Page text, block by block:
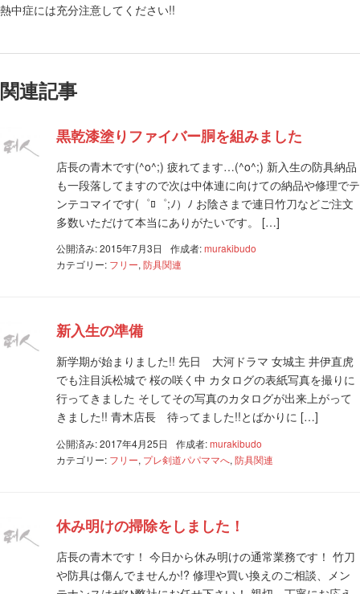
熱中症には充分注意してください!!
関連記事
黒乾漆塗りファイバー胴を組みました
店長の青木です(^o^;) 疲れてます…(^o^;) 新入生の防具納品
も一段落してますので次は中体連に向けての納品や修理でテ
ンテコマイです(゜ﾛ゜;ﾉ）ﾉ お陰さまで連日竹刀などご注文
多数いただけて本当にありがたいです。 […]
公開済み: 2015年7月3日 作成者:murakibudo
カテゴリー: フリー, 防具関連
新入生の準備
新学期が始まりました!! 先日 大河ドラマ 女城主 井伊直虎
でも注目浜松城で 桜の咲く中 カタログの表紙写真を撮りに
行ってきました そしてその写真のカタログが出来上がって
きました!! 青木店長 待ってました!!とばかりに […]
公開済み: 2017年4月25日 作成者:murakibudo
カテゴリー: フリー, プレ剣道パパママへ, 防具関連
休み明けの掃除をしました！
店長の青木です！ 今日から休み明けの通常業務です！ 竹刀
や防具は傷んでませんか!? 修理や買い換えのご相談、メン